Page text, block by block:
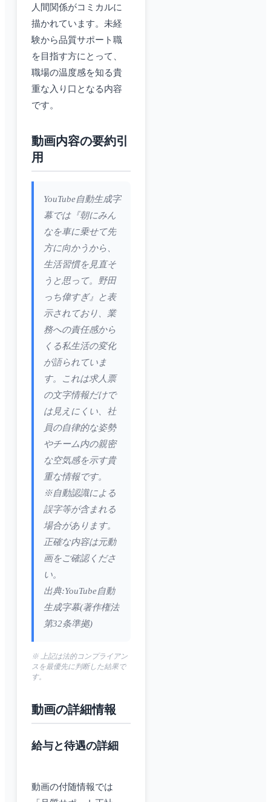
人間関係がコミカルに
描かれています。未経
験から品質サポート職
を目指す方にとって、
職場の温度感を知る貴
重な入り口となる内容
です。
動画内容の要約引
用
YouTube自動生成字
幕では『朝にみん
なを車に乗せて先
方に向かうから、
生活習慣を見直そ
うと思って。野田
っち偉すぎ』と表
示されており、業
務への責任感から
くる私生活の変化
が語られていま
す。これは求人票
の文字情報だけで
は見えにくい、社
員の自律的な姿勢
やチーム内の親密
な空気感を示す貴
重な情報です。
※自動認識による
誤字等が含まれる
場合があります。
正確な内容は元動
画をご確認くださ
い。
出典:YouTube自動
生成字幕(著作権法
第32条準拠)
※ 上記は法的コンプライアン
スを最優先に判断した結果で
す。
動画の詳細情報
給与と待遇の詳細
動画の付随情報では